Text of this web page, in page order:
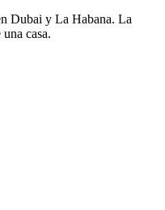
Dubai y La Habana. La
casa.